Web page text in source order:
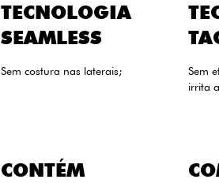
TECNOLOGIA
SEAMLESS
Sem costura nas laterais;
Sem
irrita
CONTÉM